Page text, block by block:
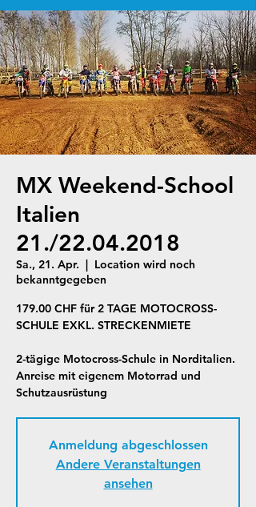
MX Weekend-School
Italien
21./22.04.2018
Sa., 21. Apr.
  |
Location wird noch
bekanntgegeben
179.00 CHF für 2 TAGE MOTOCROSS-
SCHULE EXKL. STRECKENMIETE
2-tägige Motocross-Schule in Norditalien.
Anreise mit eigenem Motorrad und
Schutzausrüstung
Anmeldung abgeschlossen
Andere Veranstaltungen
ansehen